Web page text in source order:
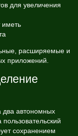
для увеличения
иметь
расширяемые и
приложений.
два автономных
сохранением